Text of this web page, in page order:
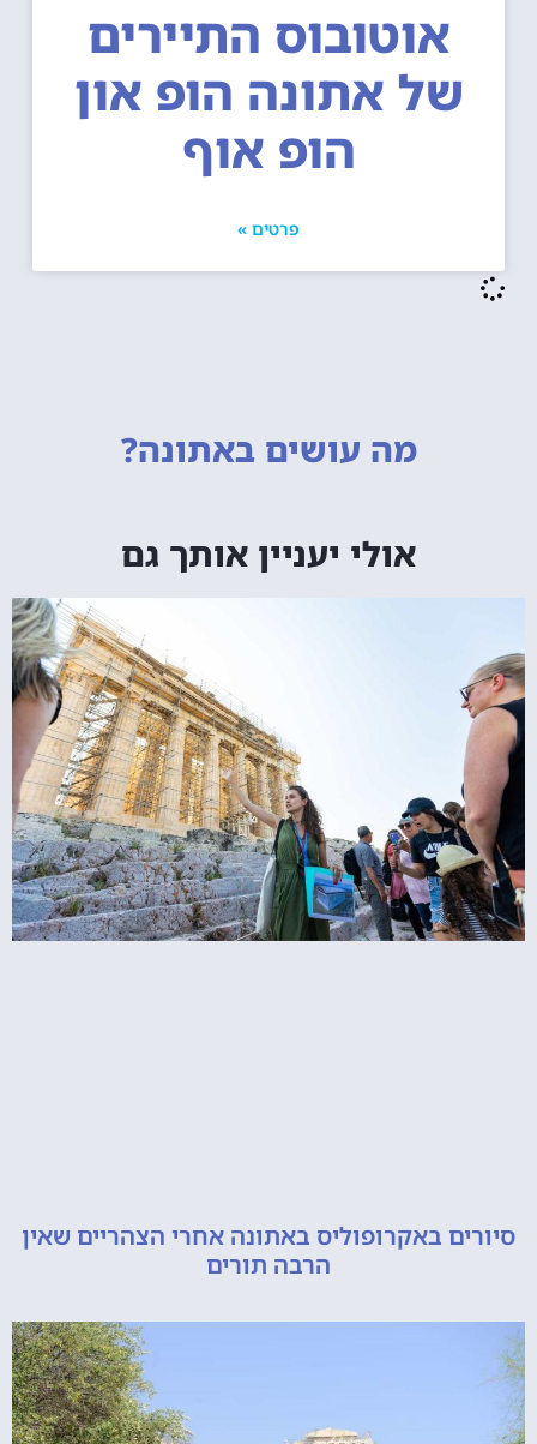
אוטובוס התיירים
של אתונה הופ און
הופ אוף
מה עושים באתונה?
אולי יעניין אותך גם
באקרופוליס באתונה אחרי הצהריים שאין
הרבה תורים